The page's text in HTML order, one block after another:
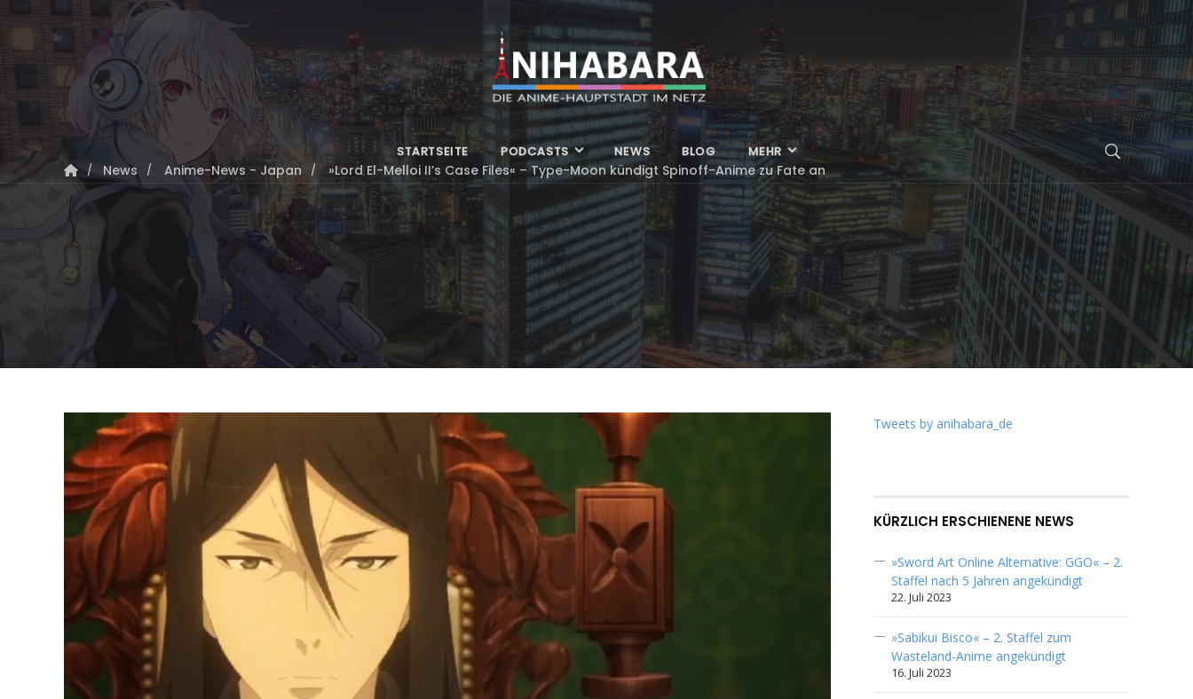
STARTSEITE PODCASTS NEWS BLOG MEHR
News Anime-News - Japan »Lord El-Melloi II’s Case Files« – Type-Moon kündigt Spinoff-Anime zu Fate an
Tweets by anihabara_de
KÜRZLICH ERSCHIENENE NEWS
»Sword Art Online Alternative: GGO« – 2.
Staffel nach 5 Jahren angekündigt
22. Juli 2023
»Sabikui Bisco« – 2. Staffel zum
Wasteland-Anime angekündigt
16. Juli 2023